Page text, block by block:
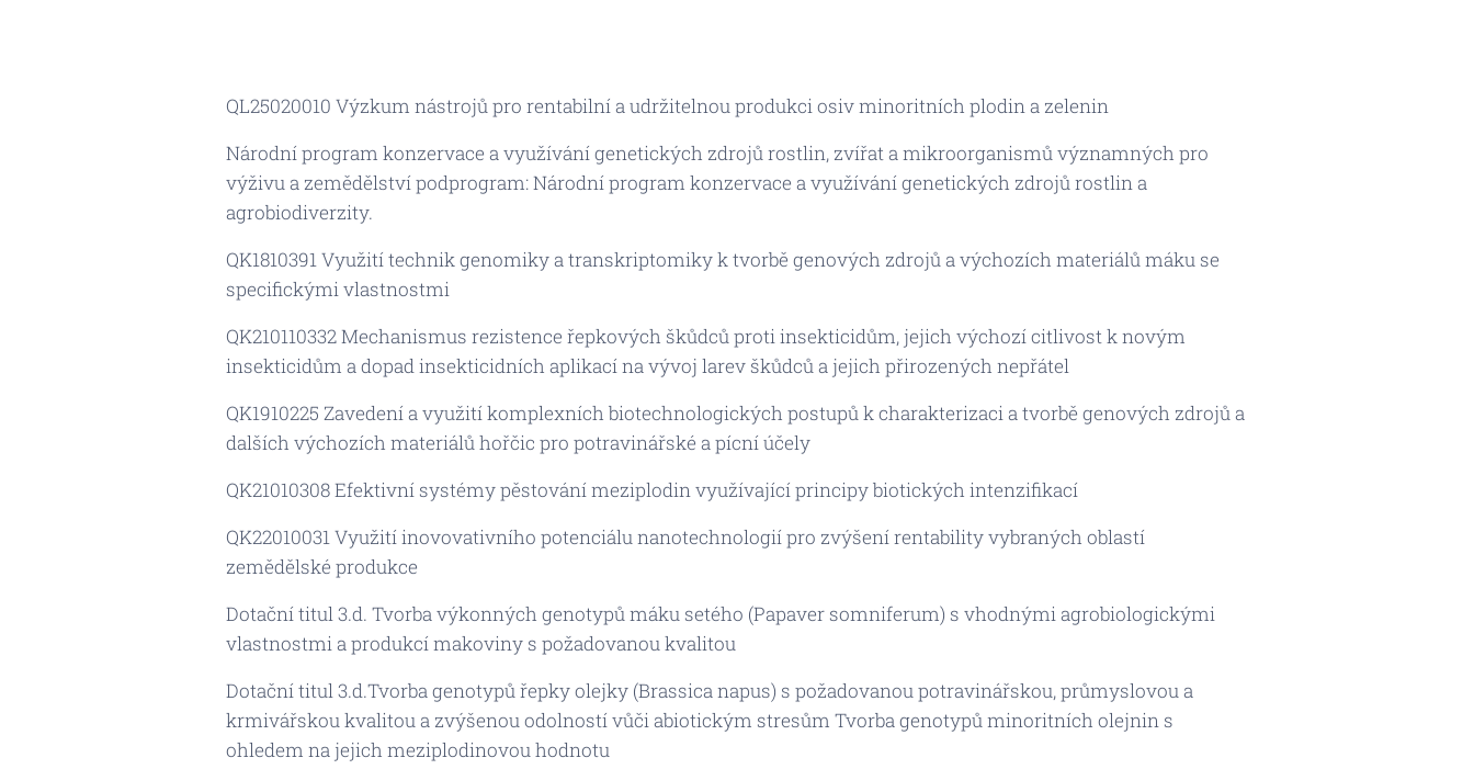
QL25020010 Výzkum nástrojů pro rentabilní a udržitelnou produkci osiv minoritních plodin a zelenin
Národní program konzervace a využívání genetických zdrojů rostlin, zvířat a mikroorganismů významných pro
výživu a zemědělství podprogram: Národní program konzervace a využívání genetických zdrojů rostlin a
agrobiodiverzity.
QK1810391 Využití technik genomiky a transkriptomiky k tvorbě genových zdrojů a výchozích materiálů máku se
specifickými vlastnostmi
QK210110332 Mechanismus rezistence řepkových škůdců proti insekticidům, jejich výchozí citlivost k novým
insekticidům a dopad insekticidních aplikací na vývoj larev škůdců a jejich přirozených nepřátel
QK1910225 Zavedení a využití komplexních biotechnologických postupů k charakterizaci a tvorbě genových zdrojů a
dalších výchozích materiálů hořčic pro potravinářské a pícní účely
QK21010308 Efektivní systémy pěstování meziplodin využívající principy biotických intenzifikací
QK22010031 Využití inovovativního potenciálu nanotechnologií pro zvýšení rentability vybraných oblastí
zemědělské produkce
Dotační titul 3.d. Tvorba výkonných genotypů máku setého (Papaver somniferum) s vhodnými agrobiologickými
vlastnostmi a produkcí makoviny s požadovanou kvalitou
Dotační titul 3.d.Tvorba genotypů řepky olejky (Brassica napus) s požadovanou potravinářskou, průmyslovou a
krmivářskou kvalitou a zvýšenou odolností vůči abiotickým stresům Tvorba genotypů minoritních olejnin s
ohledem na jejich meziplodinovou hodnotu